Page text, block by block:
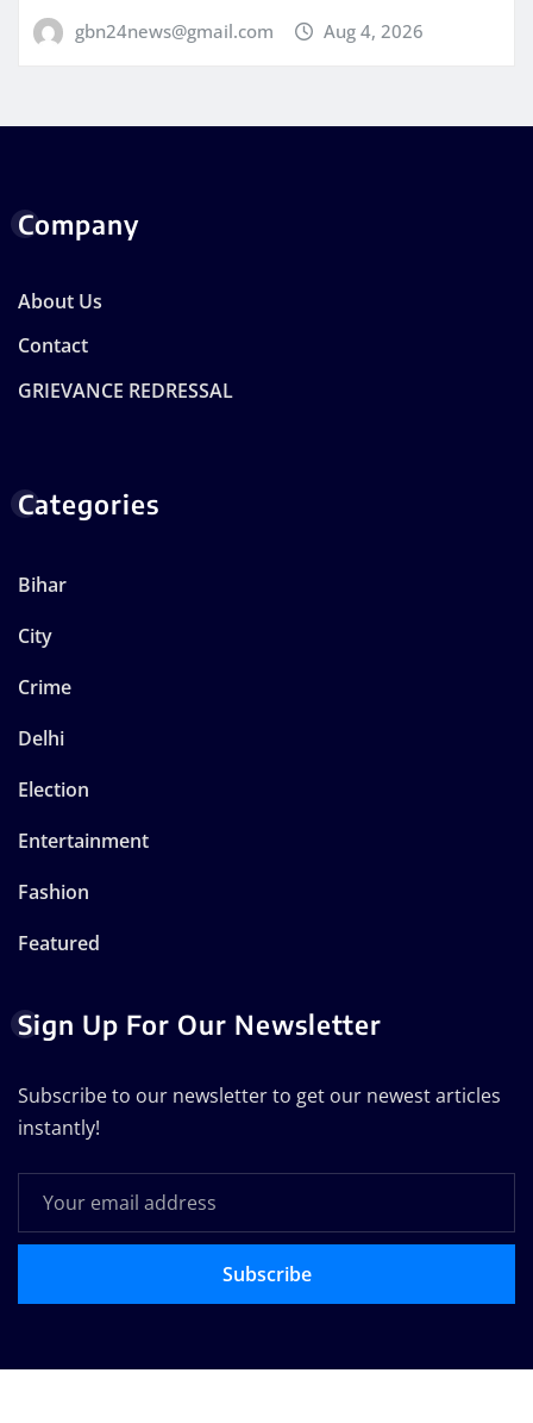
gbn24news@gmail.com Aug 4, 2026
Company
About Us
Contact
GRIEVANCE REDRESSAL
Categories
Bihar
City
Crime
Delhi
Election
Entertainment
Fashion
Featured
Sign Up For Our Newsletter
Subscribe to our newsletter to get our newest articles
instantly!
Subscribe